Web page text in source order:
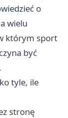
o
wielu
którym sport
być
tyle, ile
stronę